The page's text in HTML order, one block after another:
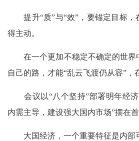
提升“质”与“效”，要锚定目标，
得主动。
在一个更加不稳定不确定的世界
自己的路，才能“乱云飞渡仍从容”，
会议以“八个坚持”部署明年经济
内需主导，建设强大国内市场”摆在首
大国经济，一个重要特征是内部